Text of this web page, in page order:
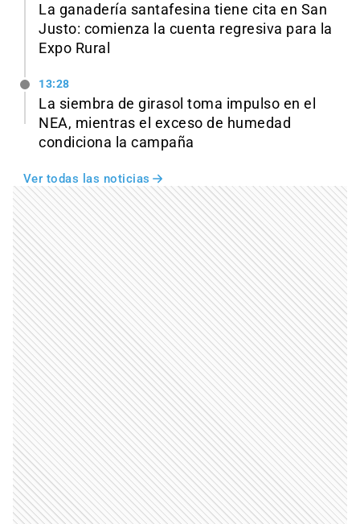
La ganadería santafesina tiene cita en San
Justo: comienza la cuenta regresiva para la
Expo Rural
13:28
La siembra de girasol toma impulso en el
NEA, mientras el exceso de humedad
condiciona la campaña
Ver todas las noticias